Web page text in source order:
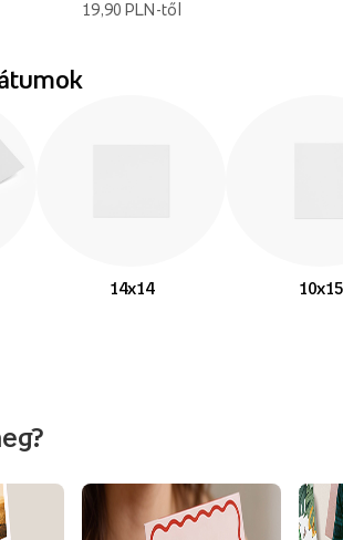
19,90 PLN-től
14x14 10x15